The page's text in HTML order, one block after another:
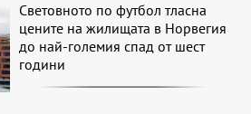
Световното по футбол тласна
цените на жилищата в Норвегия
до най-големия спад от шест
години